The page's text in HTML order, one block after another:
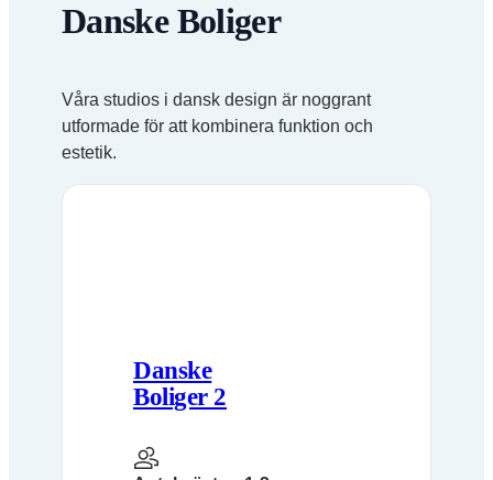
Danske Boliger
Våra studios i dansk design är noggrant
utformade för att kombinera funktion och
estetik.
Danske
Boliger 2